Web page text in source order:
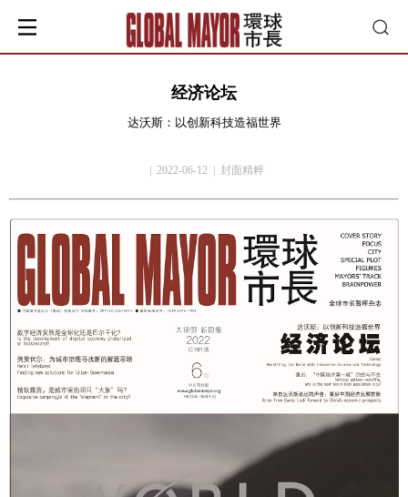
经济论坛
达沃斯：以创新科技造福世界
| 2022-06-12 | 封面精粹